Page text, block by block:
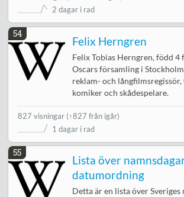
2 dagar i rad
54
Felix Herngren
Felix Tobias Herngren, född 4
Oscars församling i
reklam- och
komiker och skådespelare.
827 visningar (↑827 från igår)
1 dagar i rad
55
Lista över
datumordning
Detta är en lista över Sveriges